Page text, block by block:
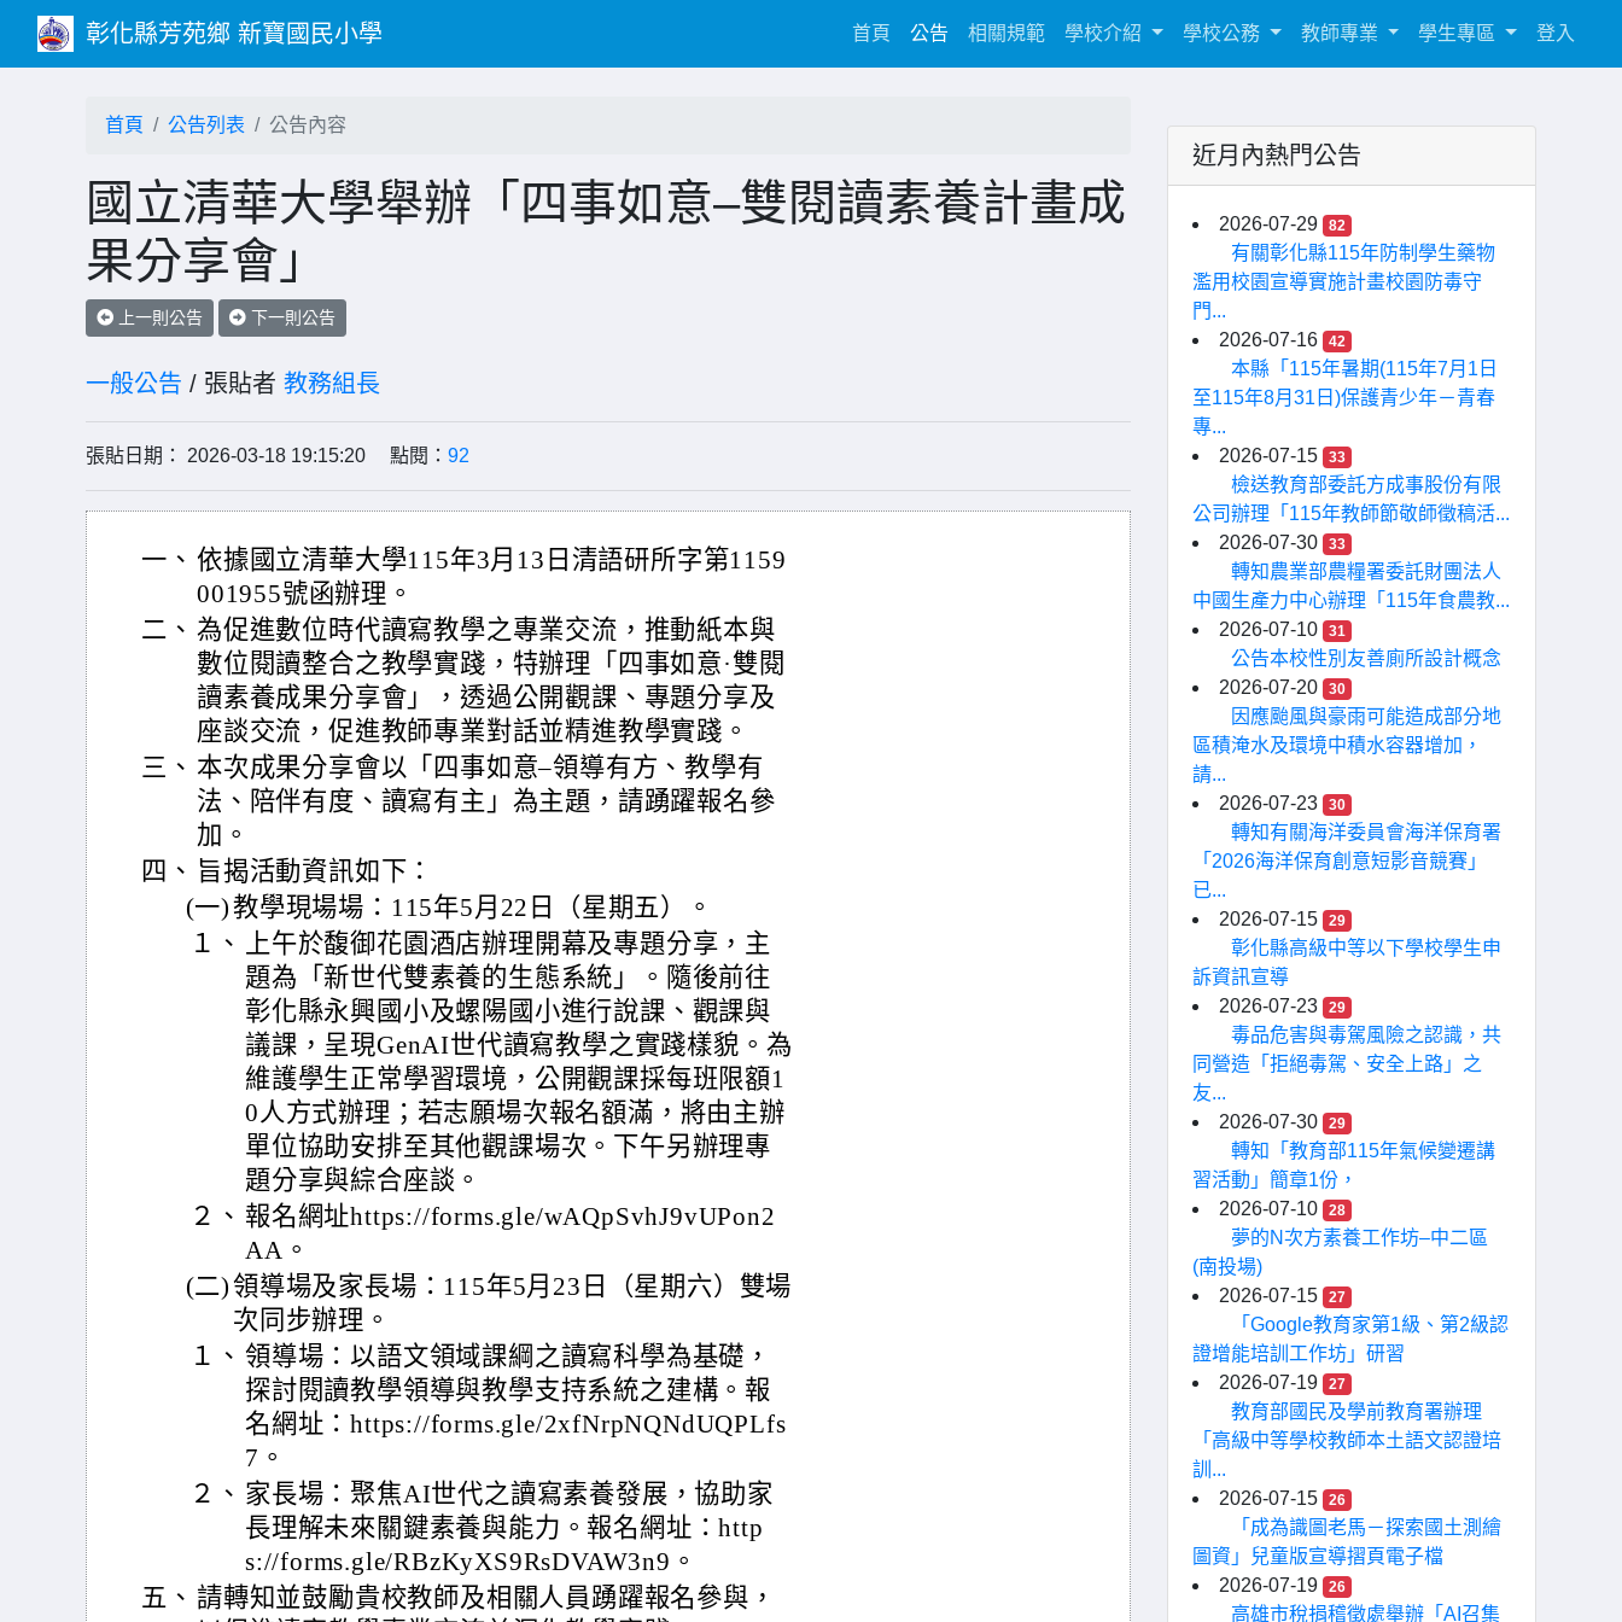
彰化縣芳苑鄉 新寶國民小學 首頁 (current)
公告 相關規範 學校介紹 學校公務 教師專業 學生專區 登入
首頁 公告列表 公告內容
國立清華大學舉辦「四事如意–雙閱讀素養計畫成
果分享會」
上一則公告 下一則公告
一般公告 / 張貼者 教務組長
張貼日期： 2026-03-18 19:15:20 點閱： 92
一、 依據國立清華大學115年3月13日清語研所字第1159
001955號函辦理。
二、 為促進數位時代讀寫教學之專業交流，推動紙本與
數位閱讀整合之教學實踐，特辦理「四事如意·雙閱
讀素養成果分享會」，透過公開觀課、專題分享及
座談交流，促進教師專業對話並精進教學實踐。
三、 本次成果分享會以「四事如意–領導有方、教學有
法、陪伴有度、讀寫有主」為主題，請踴躍報名參
加。
四、 旨揭活動資訊如下：
(一)教學現場場：115年5月22日（星期五）。
１、
上午於馥御花園酒店辦理開幕及專題分享，主
題為「新世代雙素養的生態系統」。隨後前往
彰化縣永興國小及螺陽國小進行說課、觀課與
議課，呈現GenAI世代讀寫教學之實踐樣貌。為
維護學生正常學習環境，公開觀課採每班限額1
0人方式辦理；若志願場次報名額滿，將由主辦
單位協助安排至其他觀課場次。下午另辦理專
題分享與綜合座談。
２、 報名網址https://forms.gle/wAQpSvhJ9vUPon2
AA。
(二)領導場及家長場：115年5月23日（星期六）雙場
次同步辦理。
１、 領導場：以語文領域課綱之讀寫科學為基礎，
探討閱讀教學領導與教學支持系統之建構。報
名網址：https://forms.gle/2xfNrpNQNdUQPLfs
7。
２、 家長場：聚焦AI世代之讀寫素養發展，協助家
長理解未來關鍵素養與能力。報名網址：http
s://forms.gle/RBzKyXS9RsDVAW3n9。
五、 請轉知並鼓勵貴校教師及相關人員踴躍報名參與，
近月內熱門公告
2026-07-29 82
有關彰化縣115年防制學生藥物
濫用校園宣導實施計畫校園防毒守
門...
2026-07-16
42
本縣「115年暑期(115年7月1日
至115年8月31日)保護青少年－青春
專...
2026-07-15
33
檢送教育部委託方成事股份有限
公司辦理「115年教師節敬師徵稿活...
2026-07-30
33
轉知農業部農糧署委託財團法人
中國生產力中心辦理「115年食農教...
2026-07-10
31
公告本校性別友善廁所設計概念
2026-07-20
30
因應颱風與豪雨可能造成部分地
區積淹水及環境中積水容器增加，
請...
2026-07-23
30
轉知有關海洋委員會海洋保育署
「2026海洋保育創意短影音競賽」
已...
2026-07-15
29
彰化縣高級中等以下學校學生申
訴資訊宣導
2026-07-23
29
毒品危害與毒駕風險之認識，共
同營造「拒絕毒駕、安全上路」之
友...
2026-07-30
29
轉知「教育部115年氣候變遷講
習活動」簡章1份，
2026-07-10
28
夢的N次方素養工作坊–中二區
(南投場)
2026-07-15
27
「Google教育家第1級、第2級認
證增能培訓工作坊」研習
2026-07-19
27
教育部國民及學前教育署辦理
「高級中等學校教師本土語文認證培
訓...
2026-07-15
26
「成為識圖老馬－探索國土測繪
圖資」兒童版宣導摺頁電子檔
2026-07-19
26
高雄市稅捐稽徵處舉辦「AI召集